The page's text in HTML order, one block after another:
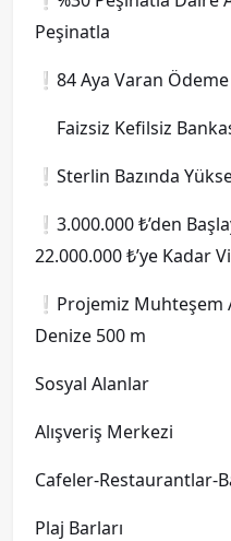
Peşinatla
❕84 Aya Varan
Faizsiz Kefilsiz
❕Sterlin Bazında
❕3.000.000 ₺’den
22.000.000 ₺’ye Kadar
❕Projemiz Muhteşem
Denize 500 m
Sosyal Alanlar
Alışveriş Merkezi
Cafeler-Restaurantlar-
Plaj Barları